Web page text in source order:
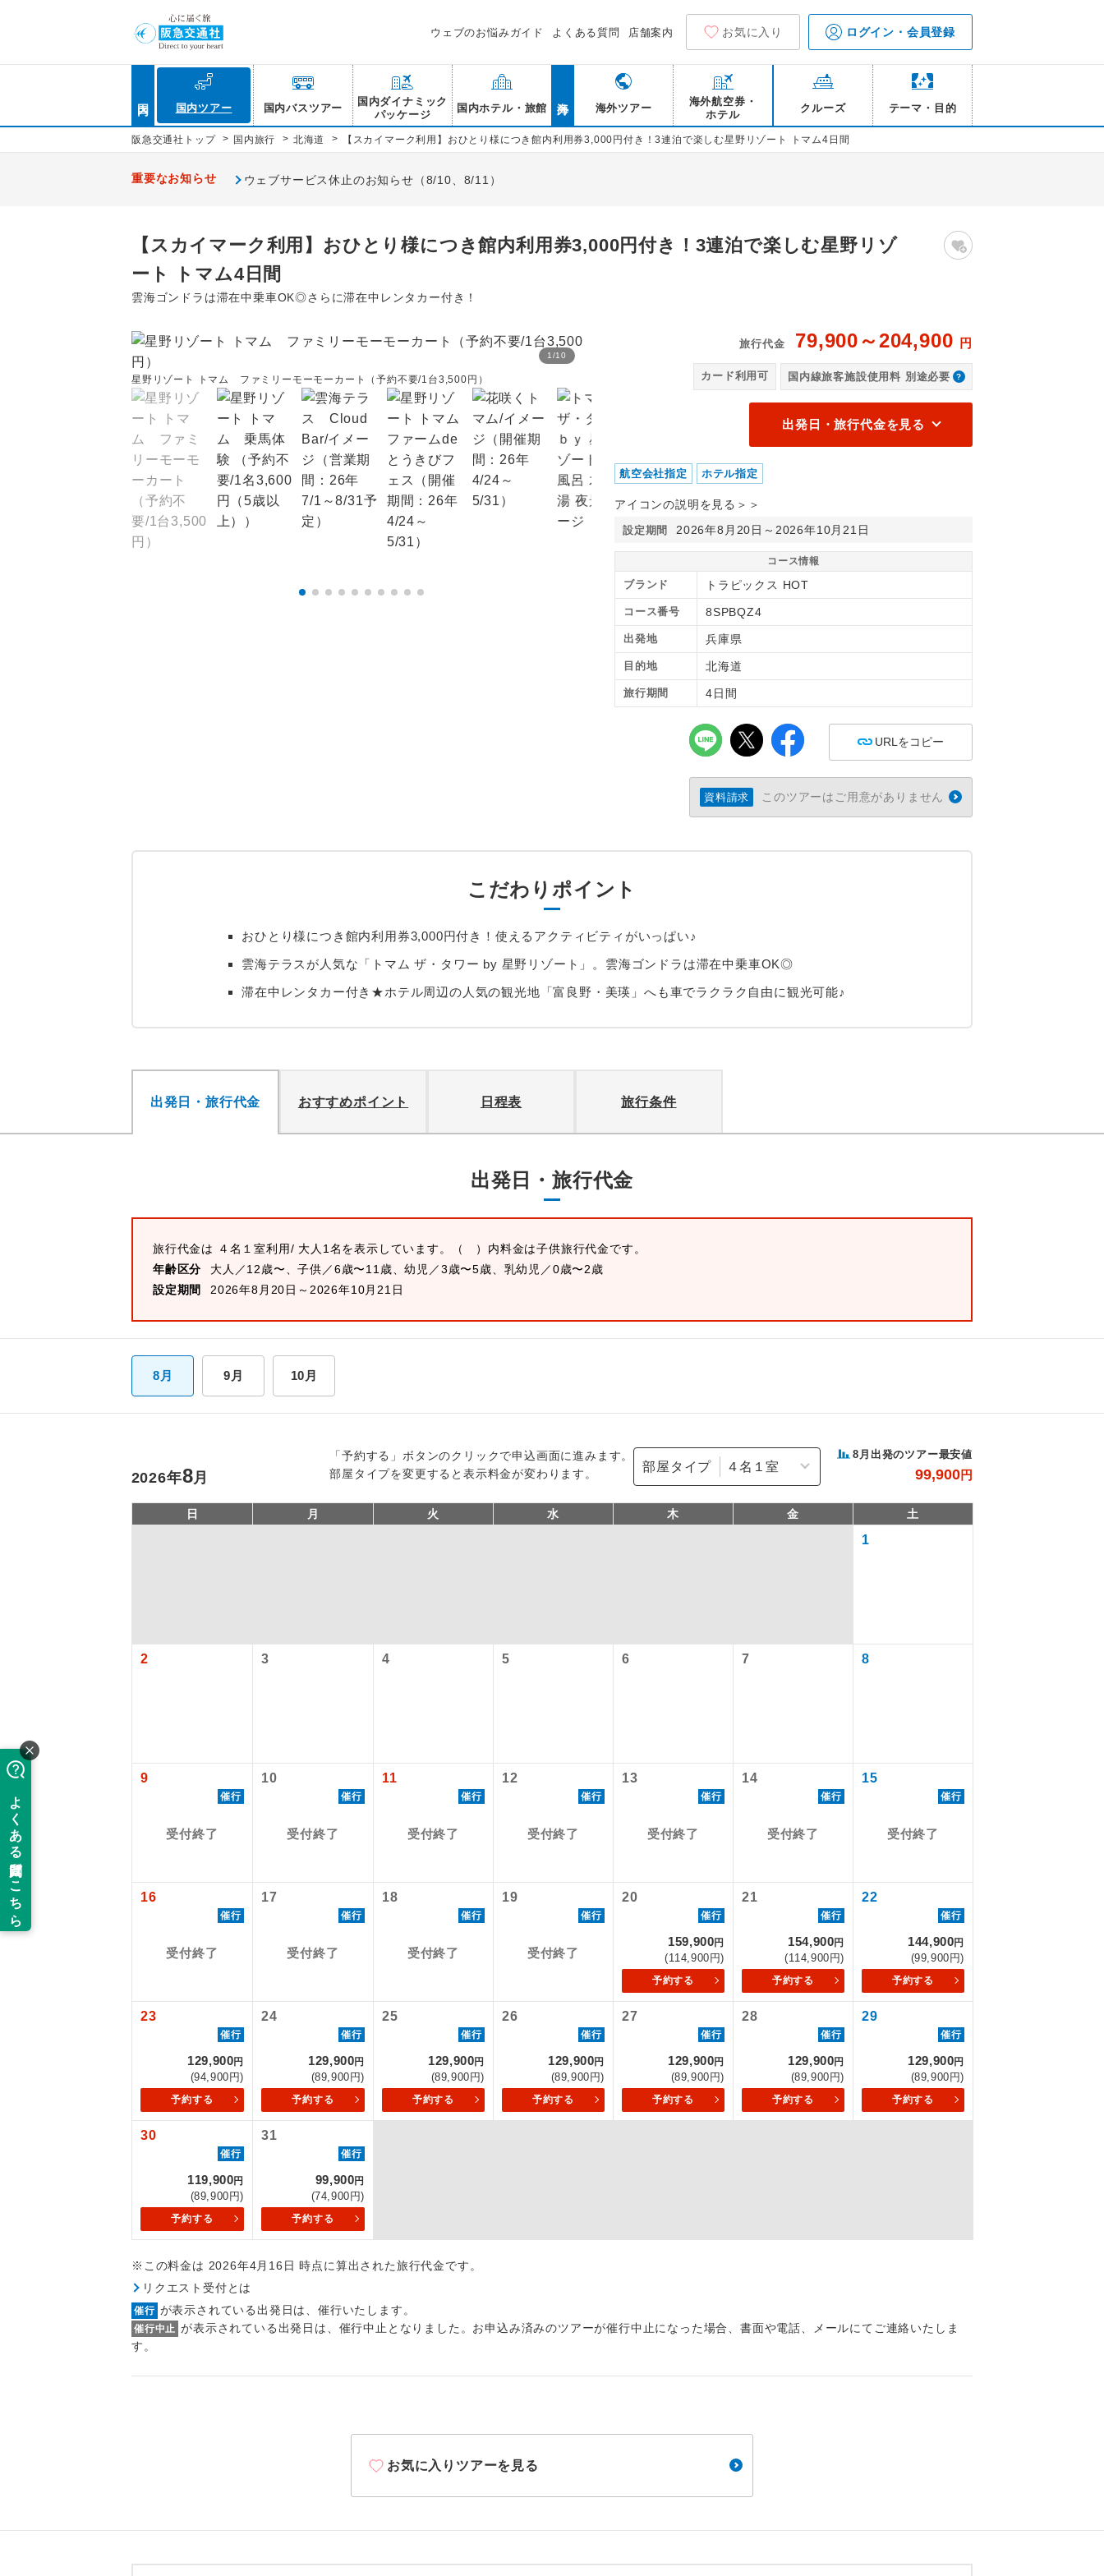
ウェブのお悩みガイド よくある質問 店舗案内 お気に入り ログイン・会員登録
国内ツアー 国内バスツアー
国内ダイナミック
パッケージ
国内ホテル・旅館 海外ツアー
海外航空券・
ホテル
クルーズ テーマ・目的
阪急交通社トップ > 国内旅行 > 北海道 > 【スカイマーク利用】おひとり様につき館内利用券3,000円付き！3連泊で楽しむ星野リゾート トマム4日間
重要なお知らせ ウェブサービス休止のお知らせ（8/10、8/11）
【スカイマーク利用】おひとり様につき館内利用券3,000円付き！3連泊で楽しむ星野リゾ
ート トマム4日間
雲海ゴンドラは滞在中乗車OK◎さらに滞在中レンタカー付き！
1 /10
星野リゾート トマム ファミリーモーモーカート（予約不要/1台3,500円）
旅行代金 79,900～204,900 円
カード利用可 国内線旅客施設使用料 別途必要
出発日・旅行代金を見る
航空会社指定 ホテル指定
アイコンの説明を見る＞＞
設定期間 2026年8月20日～2026年10月21日
コース情報
ブランド トラピックス HOT
コース番号 8SPBQZ4
出発地 兵庫県
目的地 北海道
旅行期間 4日間
URLをコピー
資料請求 このツアーはご用意がありません
こだわりポイント
おひとり様につき館内利用券3,000円付き！使えるアクティビティがいっぱい♪
雲海テラスが人気な「トマム ザ・タワー by 星野リゾート」。雲海ゴンドラは滞在中乗車OK◎
滞在中レンタカー付き★ホテル周辺の人気の観光地「富良野・美瑛」へも車でラクラク自由に観光可能♪
出発日・旅行代金 おすすめポイント 日程表 旅行条件
出発日・旅行代金
旅行代金は ４名１室利用/ 大人1名を表示しています。
（ ）内料金は子供旅行代金です。
年齢区分
大人／12歳〜、子供／6歳〜11歳、幼児／3歳〜5歳、乳幼児／0歳〜2歳
設定期間
2026年8月20日～2026年10月21日
8月 9月 10月
「予約する」ボタンのクリックで申込画面に進みます。
部屋タイプを変更すると表示料金が変わります。
部屋タイプ
8 月出発のツアー最安値
99,900円
2026年8月
日 月 火 水 木 金 土
1
2 3 4 5 6 7 8
9
催行
受付終了
10
催行
受付終了
11
催行
受付終了
12
催行
受付終了
13
催行
受付終了
14
催行
受付終了
15
催行
受付終了
16
催行
受付終了
17
催行
受付終了
18
催行
受付終了
19
催行
受付終了
20
催行
159,900円
(114,900円)
予約する
21
催行
154,900円
(114,900円)
予約する
22
催行
144,900円
(99,900円)
予約する
23
催行
129,900円
(94,900円)
予約する
24
催行
129,900円
(89,900円)
予約する
25
催行
129,900円
(89,900円)
予約する
26
催行
129,900円
(89,900円)
予約する
27
催行
129,900円
(89,900円)
予約する
28
催行
129,900円
(89,900円)
予約する
29
催行
129,900円
(89,900円)
予約する
30
催行
119,900円
(89,900円)
予約する
31
催行
99,900円
(74,900円)
予約する
※この料金は 2026年4月16日 時点に算出された旅行代金です。
リクエスト受付とは
催行 が表示されている出発日は、催行いたします。
催行中止 が表示されている出発日は、催行中止となりました。お申込み済みのツアーが催行中止になった場合、書面や電話、メールにてご連絡いたしま
す。
お気に入りツアーを見る
神戸往復：大人600円、子供300円
現地添乗員同行
現地到着空港（駅）から最終日出発空港（駅）まで添乗員が
同行します。
バスガイド乗務 バスガイドが乗務し、車内での観光案内があります。
世界遺産
ユネスコに登録されている文化遺産や自然遺産を訪ねるコー
スです。
絶景スポットに立ち寄るコースです。
温泉 温泉地にも宿泊するコースです。
露天風呂 ご宿泊ホテルに露天風呂が付いています。
大浴場 ご宿泊ホテルに大浴場が付いています。
全食事付き
全てのお食事が付いていますので、お食事の心配はいりませ
トラベルイヤホン
1名様催行 1名様から出発可能な個人型プランです。
2名様催行
1名様1室同代金 1名様1室利用でも追加料金がかからないコースです。
利用航空会社が指定なので、ご出発の計画にとても便利で